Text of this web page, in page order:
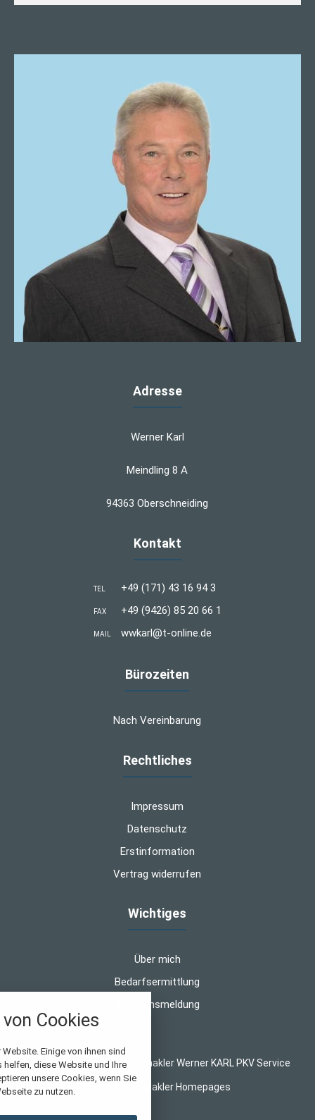
Adresse
Werner Karl
Meindling 8 A
94363 Oberschneiding
Kontakt
TEL +49 (171) 43 16 94 3
FAX +49 (9426) 85 20 66 1
MAIL wwkarl@t-online.de
Bürozeiten
Nach Vereinbarung
Rechtliches
Impressum
Datenschutz
Erstinformation
Vertrag widerrufen
Wichtiges
Über mich
Bedarfsermittlung
Schadensmeldung
© 2026 WK-Versicherungsmakler Werner KARL PKV Service
Makler Homepages
Cookies
Einige von ihnen sind
diese Website und Ihre
unsere Cookies, wenn Sie
zu nutzen.
alle verwendeten Cookies und
folgende Kategorien zu